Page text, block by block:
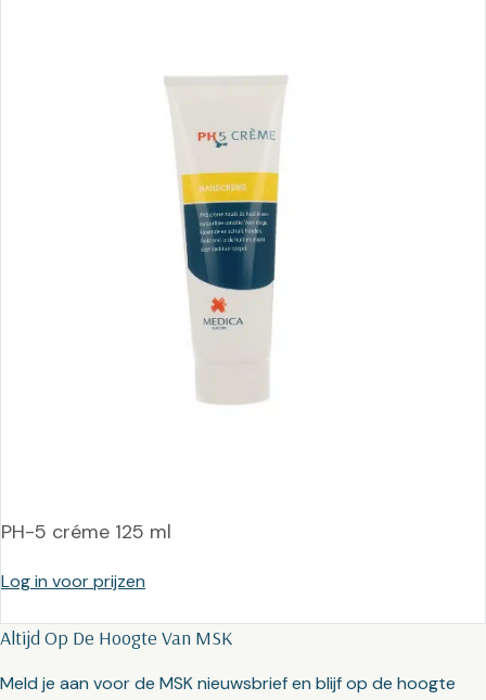
PH-5 créme 125 ml
Log in voor prijzen
Altijd Op De Hoogte Van MSK
Meld je aan voor de MSK nieuwsbrief en blijf op de hoogte